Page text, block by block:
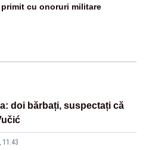
cu onoruri militare
doi bărbați, suspectați că
11:43